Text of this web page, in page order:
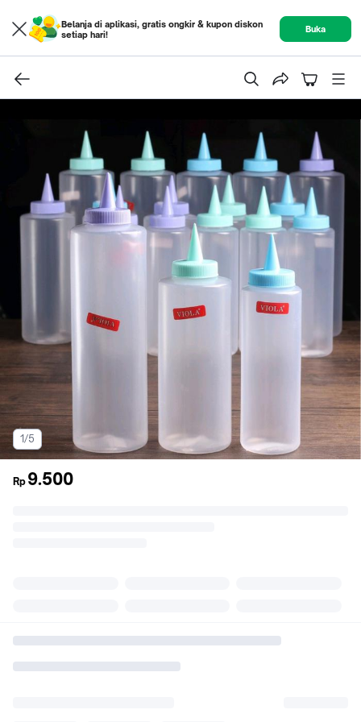
Belanja di aplikasi, gratis ongkir & kupon diskon
setiap hari!
Buka
1/5
Rp 9.500